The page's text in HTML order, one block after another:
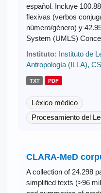
español. Incluye
flexivas (verbos
número/género) y
System (UMLS)
Instituto: Instituto de
Antropología (ILLA),
TXT PDF
Léxico médico
Procesamiento del
CLARA-MeD
A collection of 24.298
simplified texts (>96